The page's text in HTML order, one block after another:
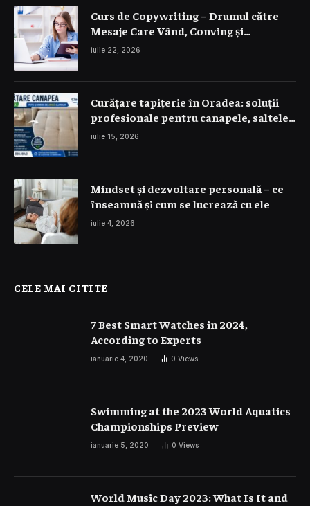
Curs de Copywriting – Drumul către
Mesaje Care Vând, Conving și
Construiesc Branduri Puternice
iulie 22, 2026
Curățare tapițerie în Oradea: soluții
profesionale pentru canapele, saltele
și interior auto
iulie 15, 2026
Mindset și dezvoltare personală – ce
înseamnă și cum se lucrează cu ele
iulie 4, 2026
CELE MAI CITITE
7 Best Smart Watches in 2024,
According to Experts
ianuarie 4, 2020 0 Views
Swimming at the 2023 World Aquatics
Championships Preview
ianuarie 5, 2020 0 Views
World Music Day 2023: What Is It and